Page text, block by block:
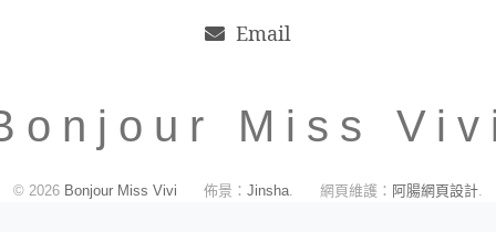
Email
Miss
© 2026 Bonjour Miss Vivi 佈景： Jinsha. 網頁維護： 阿腸網頁設計.